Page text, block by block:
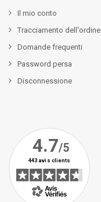
Il mio conto
Tracciamento dell'ordine
Domande frequenti
Password persa
Disconnessione